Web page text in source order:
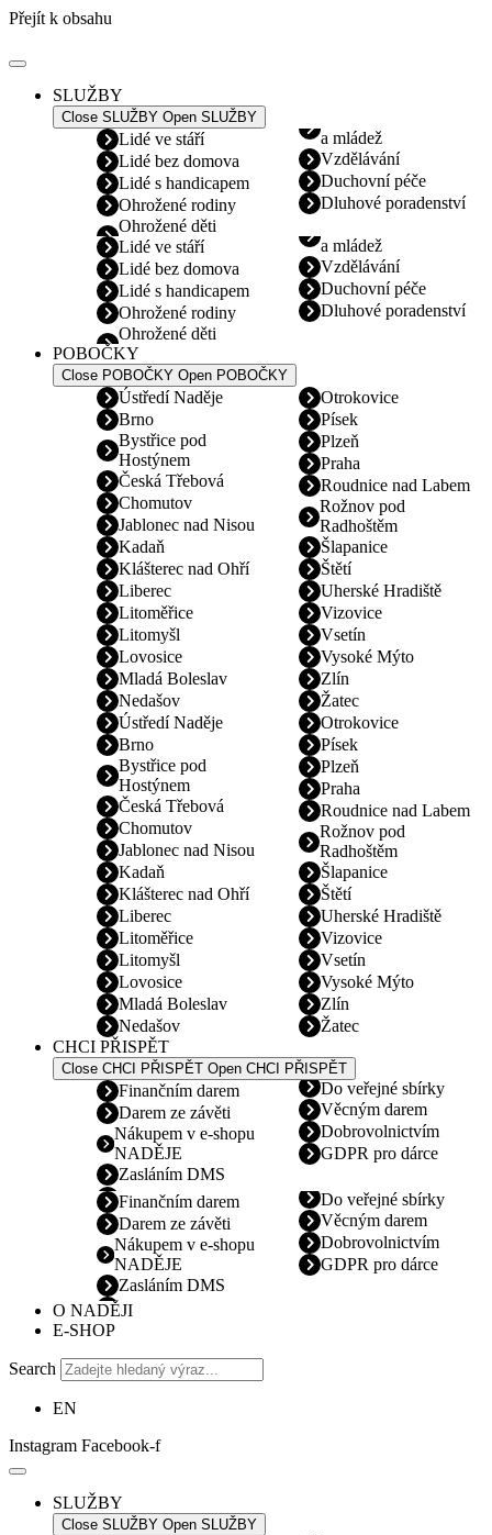
Přejít k obsahu
SLUŽBY
Close SLUŽBY Open SLUŽBY
Lidé ve stáří
Lidé bez domova
Lidé s handicapem
Ohrožené rodiny
Ohrožené děti
a mládež
Vzdělávání
Duchovní péče
Dluhové poradenství
Lidé ve stáří
Lidé bez domova
Lidé s handicapem
Ohrožené rodiny
Ohrožené děti
a mládež
Vzdělávání
Duchovní péče
Dluhové poradenství
POBOČKY
Close POBOČKY Open POBOČKY
Ústředí Naděje
Brno
Bystřice pod
Hostýnem
Česká Třebová
Chomutov
Jablonec nad Nisou
Kadaň
Klášterec nad Ohří
Liberec
Litoměřice
Litomyšl
Lovosice
Mladá Boleslav
Nedašov
Otrokovice
Písek
Plzeň
Praha
Roudnice nad Labem
Rožnov pod
Radhoštěm
Šlapanice
Štětí
Uherské Hradiště
Vizovice
Vsetín
Vysoké Mýto
Zlín
Žatec
Ústředí Naděje
Brno
Bystřice pod
Hostýnem
Česká Třebová
Chomutov
Jablonec nad Nisou
Kadaň
Klášterec nad Ohří
Liberec
Litoměřice
Litomyšl
Lovosice
Mladá Boleslav
Nedašov
Otrokovice
Písek
Plzeň
Praha
Roudnice nad Labem
Rožnov pod
Radhoštěm
Šlapanice
Štětí
Uherské Hradiště
Vizovice
Vsetín
Vysoké Mýto
Zlín
Žatec
CHCI PŘISPĚT
Close CHCI PŘISPĚT Open CHCI PŘISPĚT
Finančním darem
Darem ze závěti
Nákupem v e-shopu
NADĚJE
Zasláním DMS
Do veřejné sbírky
Věcným darem
Dobrovolnictvím
GDPR pro dárce
Finančním darem
Darem ze závěti
Nákupem v e-shopu
NADĚJE
Zasláním DMS
Do veřejné sbírky
Věcným darem
Dobrovolnictvím
GDPR pro dárce
O NADĚJI
E-SHOP
Search
EN
Instagram Facebook-f
SLUŽBY
Close SLUŽBY Open SLUŽBY